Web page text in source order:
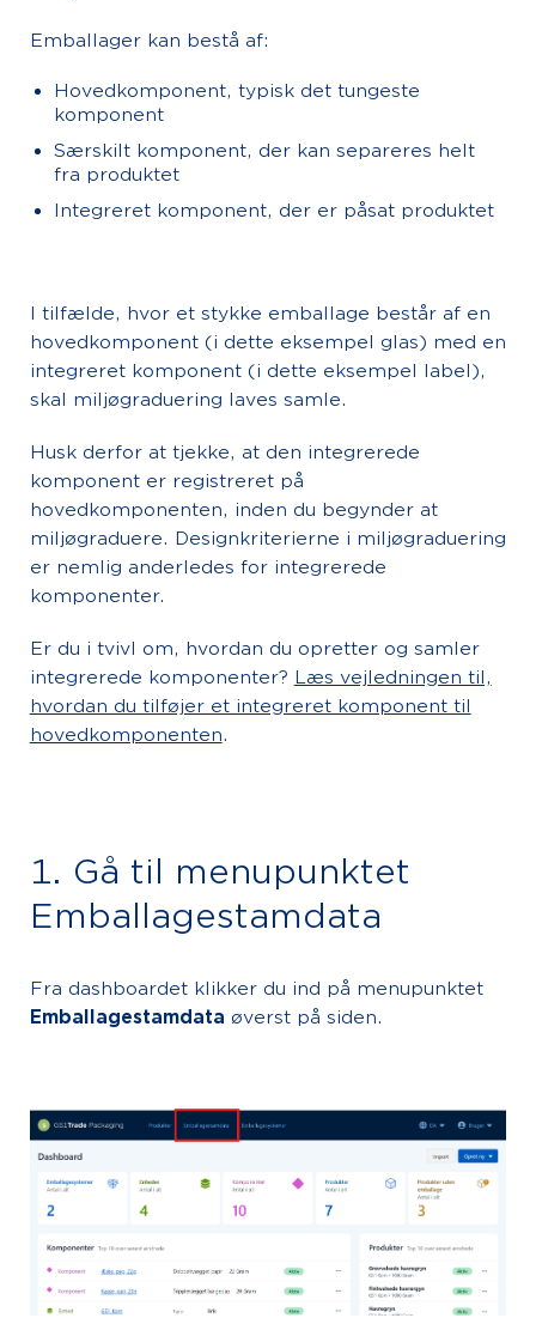
Emballager kan bestå af:
Hovedkomponent, typisk det tungeste
komponent
Særskilt komponent, der kan separeres helt
fra produktet
Integreret komponent, der er påsat produktet
I tilfælde, hvor et stykke emballage består af en
hovedkomponent (i dette eksempel glas) med en
integreret komponent (i dette eksempel label),
skal miljøgraduering laves samle.
Husk derfor at tjekke, at den integrerede
komponent er registreret på
hovedkomponenten, inden du begynder at
miljøgraduere. Designkriterierne i miljøgraduering
er nemlig anderledes for integrerede
komponenter.
Er du i tvivl om, hvordan du opretter og samler
integrerede komponenter? Læs vejledningen til,
hvordan du tilføjer et integreret komponent til
hovedkomponenten.
1. Gå til menupunktet
Emballagestamdata
Fra dashboardet klikker du ind på menupunktet
Emballagestamdata øverst på siden.